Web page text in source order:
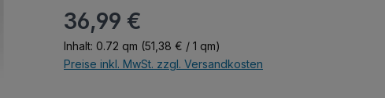
Regulärer Preis:
36,99 €
Inhalt: 0.72 qm (51,38 € / 1 qm)
Preise inkl. MwSt. zzgl. Versandkosten